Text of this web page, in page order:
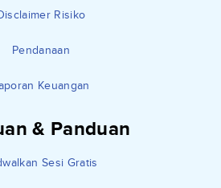
Risiko
Pendanaan
Keuangan
& Panduan
Sesi Gratis